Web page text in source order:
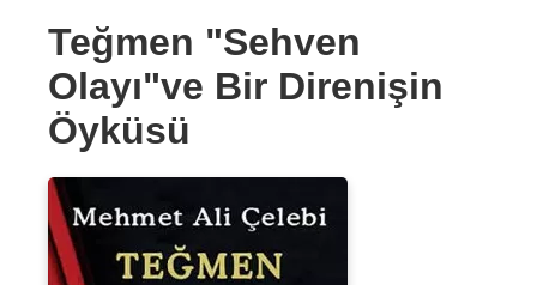
Teğmen "Sehven
Olayı"ve Bir Direnişin
Öyküsü